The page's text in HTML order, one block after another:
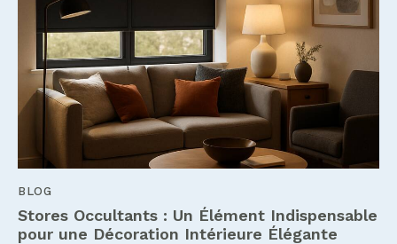
BLOG
Stores Occultants : Un Élément Indispensable
pour une Décoration Intérieure Élégante